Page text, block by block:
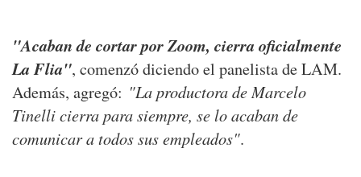
"Acaban de cortar por Zoom, cierra oficialmente
La Flia", comenzó diciendo el panelista de LAM.
Además, agregó: "La productora de Marcelo
Tinelli cierra para siempre, se lo acaban de
comunicar a todos sus empleados".